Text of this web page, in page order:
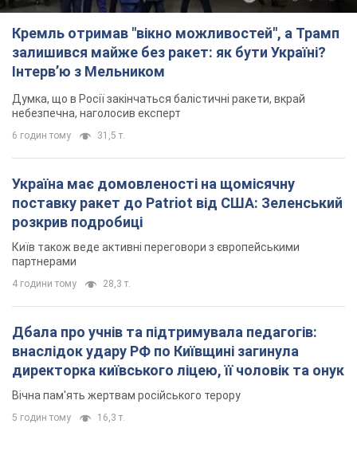
Кремль отримав "вікно можливостей", а Трамп
залишився майже без ракет: як бути Україні?
Інтерв’ю з Мельником
Думка, що в Росії закінчаться балістичні ракети, вкрай
небезпечна, наголосив експерт
6 годин тому 31,5 т.
Україна має домовленості на щомісячну
поставку ракет до Patriot від США: Зеленський
розкрив подробиці
Київ також веде активні переговори з європейськими
партнерами
4 години тому 28,3 т.
Дбала про учнів та підтримувала педагогів:
внаслідок удару РФ по Київщині загинула
директорка київського ліцею, її чоловік та онук
Вічна пам'ять жертвам російського терору
5 годин тому 16,3 т.